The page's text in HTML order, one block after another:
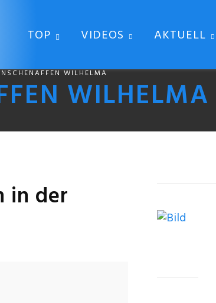
TOP VIDEOS AKTUELL
WILHELMA
WILHELMA
in der